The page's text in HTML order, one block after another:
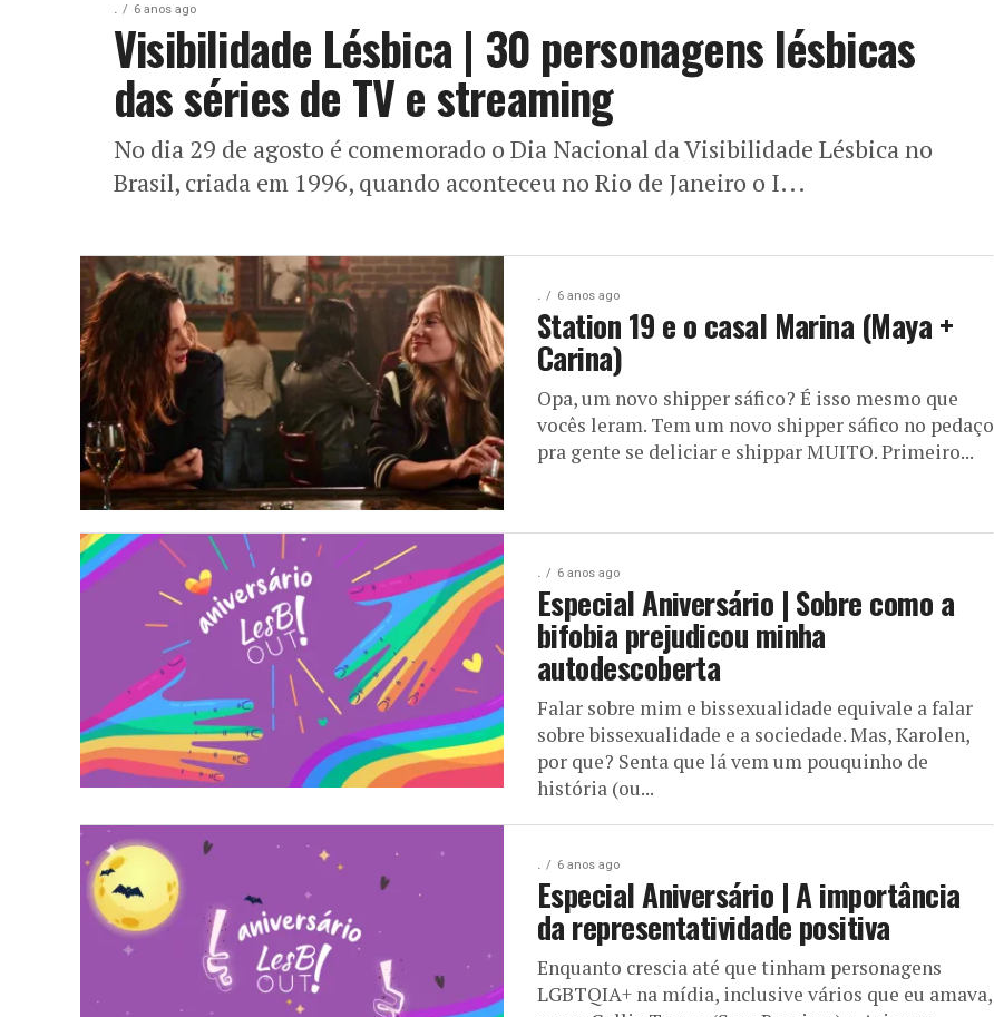
. 6 anos ago
Visibilidade Lésbica | 30 personagens lésbicas
das séries de TV e streaming
No dia 29 de agosto é comemorado o Dia Nacional da Visibilidade Lésbica no
Brasil, criada em 1996, quando aconteceu no Rio de Janeiro o I...
. 6 anos ago
Station 19 e o casal Marina (Maya +
Carina)
Opa, um novo shipper sáfico? É isso mesmo que
vocês leram. Tem um novo shipper sáfico no pedaço
pra gente se deliciar e shippar MUITO. Primeiro...
. 6 anos ago
Especial Aniversário | Sobre como a
bifobia prejudicou minha
autodescoberta
Falar sobre mim e bissexualidade equivale a falar
sobre bissexualidade e a sociedade. Mas, Karolen,
por que? Senta que lá vem um pouquinho de
história (ou...
. 6 anos ago
Especial Aniversário | A importância
da representatividade positiva
Enquanto crescia até que tinham personagens
LGBTQIA+ na mídia, inclusive vários que eu amava,